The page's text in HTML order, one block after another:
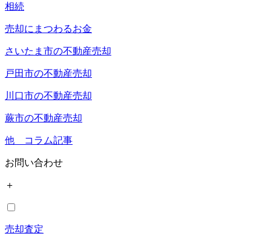
相続
売却にまつわるお金
さいたま市の不動産売却
戸田市の不動産売却
川口市の不動産売却
蕨市の不動産売却
他 コラム記事
お問い合わせ
＋
売却査定